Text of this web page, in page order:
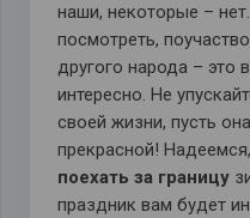
наши, некоторые –
посмотреть,
другого народа – это
интересно. Не
своей жизни, пусть
прекрасной!
поехать за границу
праздник вам будет